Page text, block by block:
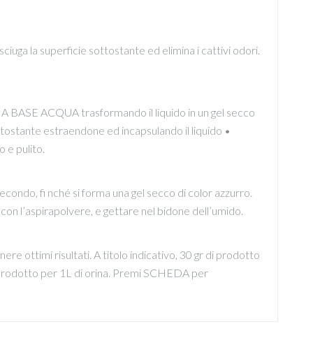
la superficie sottostante ed elimina i cattivi odori.
ACQUA trasformando il liquido in un gel secco
estraendone ed incapsulando il liquido •
e pulito.
fi nché si forma una gel secco di color azzurro.
l’aspirapolvere, e gettare nel bidone dell’umido.
ottimi risultati. A titolo indicativo, 30 gr di prodotto
per 1L di orina. Premi SCHEDA per